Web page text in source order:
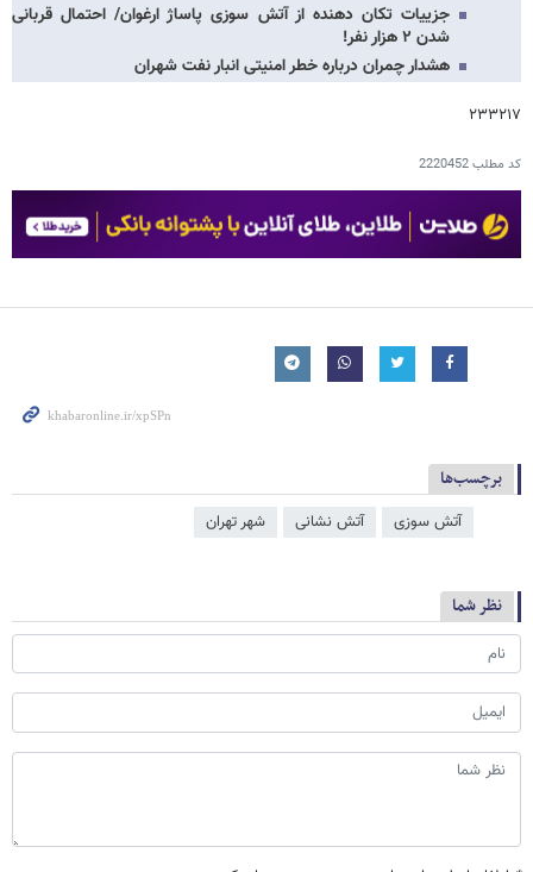
جزییات تکان دهنده از آتش سوزی پاساژ ارغوان/ احتمال قربانی
شدن ۲ هزار نفر!
هشدار چمران درباره خطر امنیتی انبار نفت شهران
۲۳۳۲۱۷
کد مطلب2220452
برچسب‌ها
آتش سوزی آتش‌ نشانی شهر تهران
نظر شما